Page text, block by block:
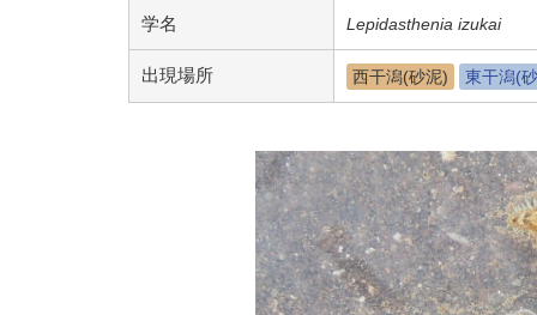
学名 Lepidasthenia izukai
出現場所 西干潟(砂泥) 東干潟(